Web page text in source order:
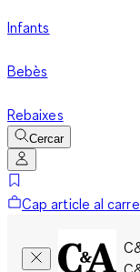
Infants
Bebès
Rebaixes
Cercar
Cap article al